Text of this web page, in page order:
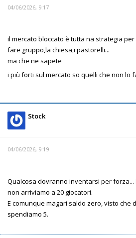
04/06/2026, 9:17
il mercato bloccato è tutta na strategia
fare gruppo,la chiesa,i pastorelli...
ma che ne sapete
i più forti sul mercato so quelli che non lo
Stock
04/06/2026, 9:19
Qualcosa dovranno inventarsi per
non arriviamo a 20 giocatori.
E comunque magari saldo zero, visto che
spendiamo 5.